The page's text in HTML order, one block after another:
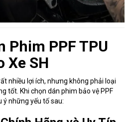
Phim PPF TPU
Xe SH
nhiều lợi ích, nhưng không phải loại
tốt. Khi chọn dán phim bảo vệ PPF
ý những yếu tố sau: